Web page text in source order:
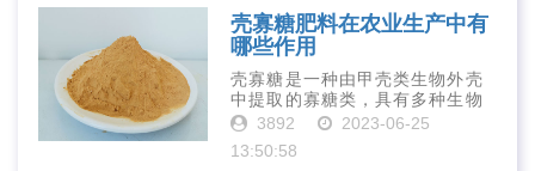
壳寡糖肥料在农业生产中有
哪些作用
壳寡糖是一种由甲壳类生物外壳
中提取的寡糖类，具有多种生物
活性和营养价值。在农业生产
是作为一种新型的有机肥料，壳
3892
2023-06-25
13:50:58